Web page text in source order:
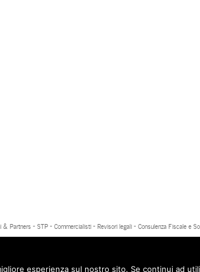
& Partners - STP - Commercialisti - Revisori legali - Consulenza Fiscale e
esperienza sul nostro sito. Se continui ad